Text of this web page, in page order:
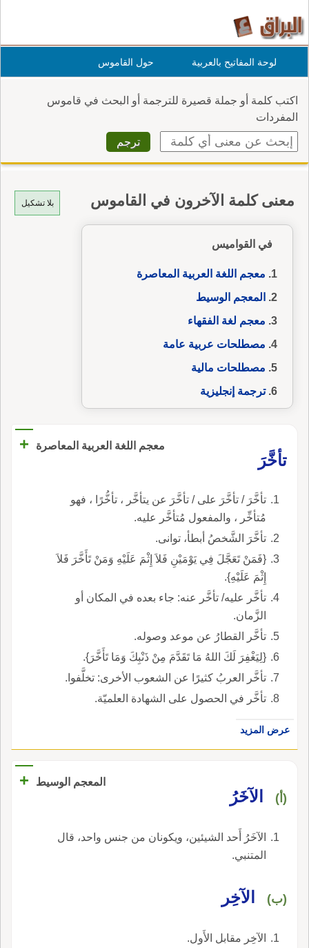
لوحة المفاتيح بالعربية حول القاموس
اكتب كلمة أو جملة قصيرة للترجمة أو البحث في قاموس
المفردات
بلا تشكيل معنى كلمة الآخرون في القاموس
في القواميس
معجم اللغة العربية المعاصرة
المعجم الوسيط
معجم لغة الفقهاء
مصطلحات عربية عامة
مصطلحات مالية
ترجمة إنجليزية
معجم اللغة العربية المعاصرة
+
تأخَّرَ
تأخَّرَ / تأخَّرَ على / تأخَّرَ عن يتأخَّر ، تأخُّرًا ، فهو
مُتأخِّر ، والمفعول مُتأخَّر عليه.
تأخَّرَ الشَّخصُ أبطأ، توانى.
{فَمَنْ تَعَجَّلَ فِي يَوْمَيْنِ فَلاَ إِثْمَ عَلَيْهِ وَمَنْ تَأَخَّرَ فَلاَ
إِثْمَ عَلَيْهِ}.
تأخَّر عليه/ تأخَّر عنه: جاء بعده في المكان أو
الزَّمان.
تأخَّر القطارُ عن موعد وصوله.
{لِيَغْفِرَ لَكَ اللهُ مَا تَقَدَّمَ مِنْ ذَنْبِكَ وَمَا تَأَخَّرَ}.
تأخَّر العربُ كثيرًا عن الشعوب الأخرى: تخلَّفوا.
تأخَّر في الحصول على الشهادة العلميّة.
عرض المزيد
المعجم الوسيط +
(أ) الآخَرُ
الآخَرُ أَحد الشيئين، ويكونان من جنس واحد، قال
المتنبي.
(ب) الآخِر
الآخِر مقابل الأَول.